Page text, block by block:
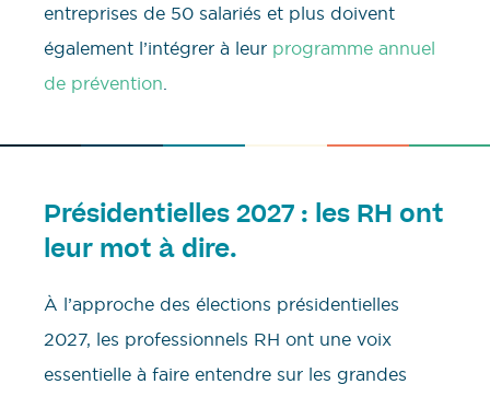
entreprises de 50 salariés et plus doivent
également l’intégrer à leur programme annuel
de prévention
Présidentielles 2027 : les RH ont
leur mot à dire.
À l’approche des élections présidentielles
2027, les professionnels RH ont une voix
essentielle à faire entendre sur les grandes